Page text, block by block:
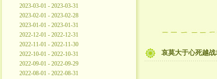
2023-03-01 - 2023-03-31
2023-02-01 - 2023-02-28
2023-01-01 - 2023-01-31
2022-12-01 - 2022-12-31
2022-11-01 - 2022-11-30
2022-10-01 - 2022-10-31
2022-09-01 - 2022-09-29
2022-08-01 - 2022-08-31
哀莫大于心死越